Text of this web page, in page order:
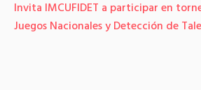
Invita IMCUFIDET a participar en
Juegos Nacionales y Detección de